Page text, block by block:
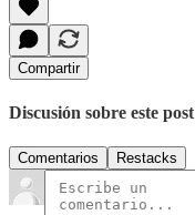
Compartir
Discusión sobre este post
Comentarios Restacks